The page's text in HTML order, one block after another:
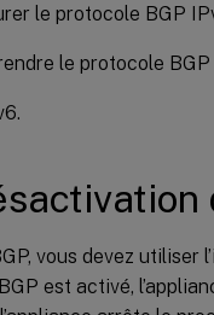
le protocole BGP
le protocole BGP
vous devez utiliser
est activé,